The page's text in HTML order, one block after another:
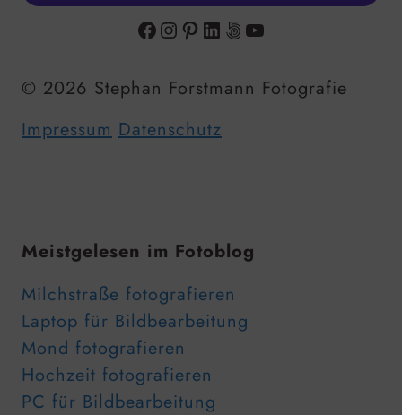
Facebook
Instagram
Pinterest
LinkedIn
500px
YouTube
© 2026 Stephan Forstmann Fotografie
Impressum Datenschutz
Meistgelesen im Fotoblog
Milchstraße fotografieren
Laptop für Bildbearbeitung
Mond fotografieren
Hochzeit fotografieren
PC für Bildbearbeitung